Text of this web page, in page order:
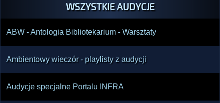
WSZYSTKIE AUDYCJE
ABW - Antologia Bibliotekarium - Warsztaty
Ambientowy wieczór - playlisty z audycji
Audycje specjalne Portalu INFRA